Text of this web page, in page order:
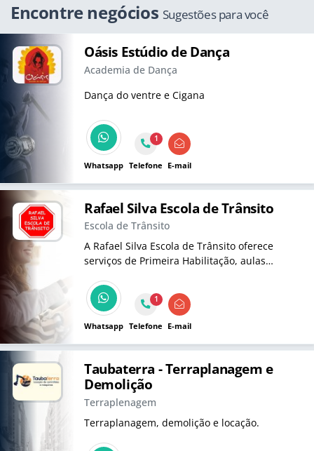
Encontre negócios Sugestões para você
Oásis Estúdio de Dança
Academia de Dança
Dança do ventre e Cigana
Whatsapp
1
Telefone E-mail
Rafael Silva Escola de Trânsito
Escola de Trânsito
A Rafael Silva Escola de Trânsito oferece
serviços de Primeira Habilitação, aulas
profissionais de auto escolas, examinadores e
muito mais. Cursos reconhecidos para
transformar sua carreira no trânsito.
Whatsapp
1
Telefone E-mail
Taubaterra - Terraplanagem e
Demolição
Terraplenagem
Terraplanagem, demolição e locação.